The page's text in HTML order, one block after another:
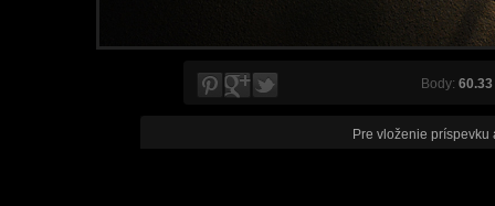
Body: 60.33
Pre vloženie